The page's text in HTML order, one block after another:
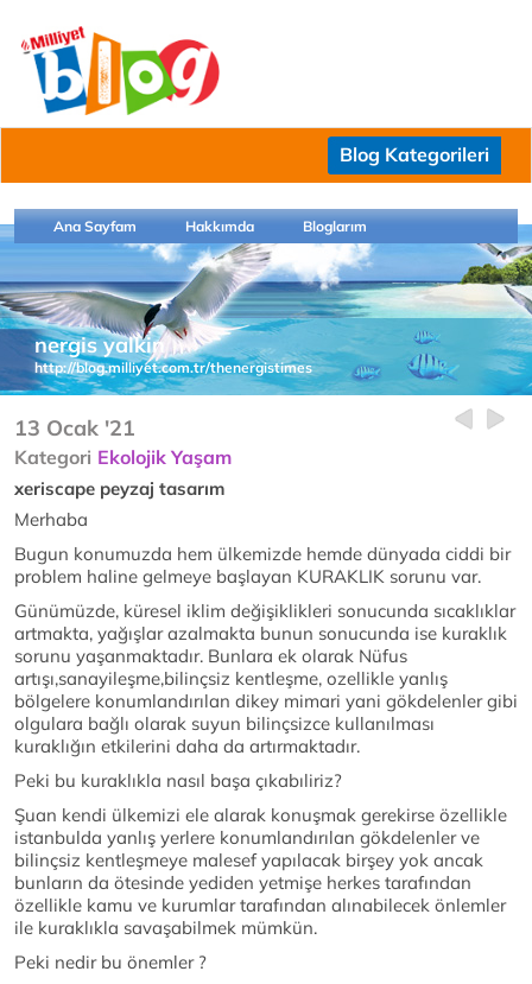
Blog Kategorileri
Ana Sayfam Hakkımda Bloglarım
nergis yalkin
http://blog.milliyet.com.tr/thenergistimes
13 Ocak '21
Kategori Ekolojik Yaşam
xeriscape peyzaj tasarım
Merhaba
Bugun konumuzda hem ülkemizde hemde dünyada ciddi bir
problem haline gelmeye başlayan KURAKLIK sorunu var.
Günümüzde, küresel iklim değişiklikleri sonucunda sıcaklıklar
artmakta, yağışlar azalmakta bunun sonucunda ise kuraklık
sorunu yaşanmaktadır. Bunlara ek olarak Nüfus
artışı,sanayileşme,bilinçsiz kentleşme, ozellikle yanlış
bölgelere konumlandırılan dikey mimari yani gökdelenler gibi
olgulara bağlı olarak suyun bilinçsizce kullanılması
kuraklığın etkilerini daha da artırmaktadır.
Peki bu kuraklıkla nasıl başa çıkabıliriz?
Şuan kendi ülkemizi ele alarak konuşmak gerekirse özellikle
istanbulda yanlış yerlere konumlandırılan gökdelenler ve
bilinçsiz kentleşmeye malesef yapılacak birşey yok ancak
bunların da ötesinde yediden yetmişe herkes tarafından
özellikle kamu ve kurumlar tarafından alınabilecek önlemler
ile kuraklıkla savaşabilmek mümkün.
Peki nedir bu önemler ?